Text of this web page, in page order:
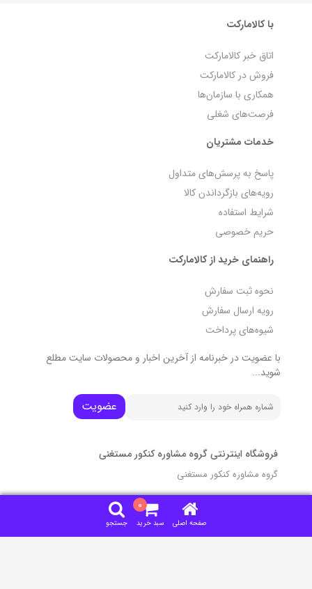
صفحه اصلی سبد خرید
0
جستجو
با کالامارکت
اتاق خبر کالامارکت
فروش در کالامارکت
همکاری با سازمان‌ها
فرصت‌های شغلی
خدمات مشتریان
پاسخ به پرسش‌های متداول
رویه‌های بازگرداندن کالا
شرایط استفاده
حریم خصوصی
راهنمای خرید از کالامارکت
نحوه ثبت سفارش
رویه ارسال سفارش
شیوه‌های پرداخت
با عضویت در خبرنامه از آخرین اخبار و محصولات سایت مطلع
شوید...
عضویت
فروشگاه اینترنتی گروه مشاوره کنکور مستغنی
گروه مشاوره کنکور مستغنی
تمامی مطالب، عکس ها و... متعلق به سایت فروشگاهی گروه
مشاوره کنکور مستغنی می باشد.